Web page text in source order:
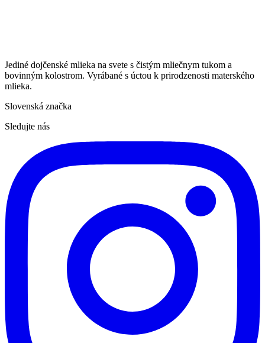
Jediné dojčenské mlieka na svete s čistým mliečnym tukom a
bovinným kolostrom. Vyrábané s úctou k prirodzenosti materského
mlieka.
Slovenská značka
Sledujte nás